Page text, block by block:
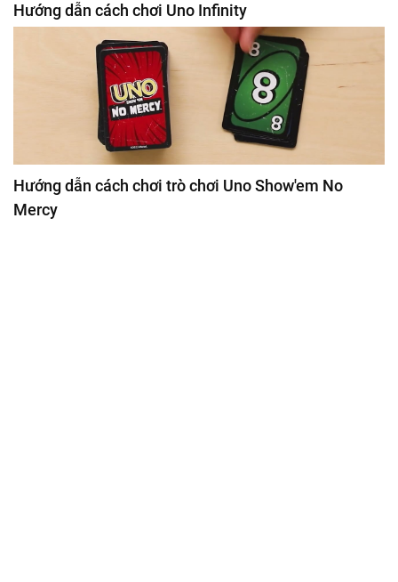
Hướng dẫn cách chơi Uno Infinity
Hướng dẫn cách chơi trò chơi Uno Show'em No
Mercy